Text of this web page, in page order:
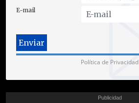
E-mail
Política de Privacidad